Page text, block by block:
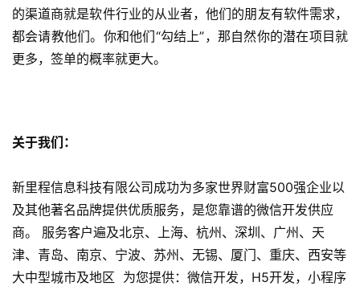
微
信
小
序
开
发
网
站
的渠道商就是软件行业的从业者，他们的朋友有软件需求，
都会请教他们。你和他们“勾结上”，那自然你的潜在项目就
更多，签单的概率就更大。
关于我们：
新里程信息科技有限公司成功为多家世界财富500强企业以
及其他著名品牌提供优质服务，是您靠谱的微信开发供应
商。 服务客户遍及北京、上海、杭州、深圳、广州、天
津、青岛、南京、宁波、苏州、无锡、厦门、重庆、西安等
大中型城市及地区 为您提供：微信开发，H5开发，小程序